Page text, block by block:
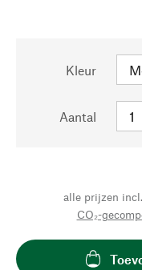
Kleur
Aantal
alle prijzen
CO₂-